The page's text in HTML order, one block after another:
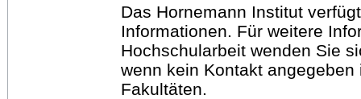
Das Hornemann Institut
Informationen. Für weitere
Hochschularbeit wenden Sie
wenn kein Kontakt
Fakultäten.